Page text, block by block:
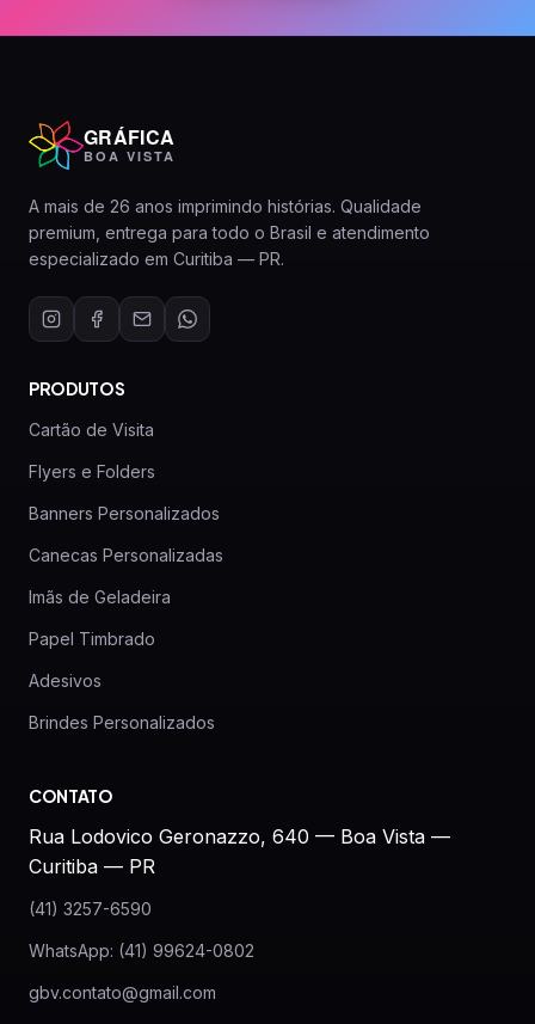
GRÁFICA
BOA VISTA
A mais de 26 anos imprimindo histórias. Qualidade
premium, entrega para todo o Brasil e atendimento
especializado em Curitiba — PR.
PRODUTOS
Cartão de Visita
Flyers e Folders
Banners Personalizados
Canecas Personalizadas
Imãs de Geladeira
Papel Timbrado
Adesivos
Brindes Personalizados
CONTATO
Rua Lodovico Geronazzo, 640 — Boa Vista —
Curitiba — PR
(41) 3257-6590
WhatsApp: (41) 99624-0802
gbv.contato@gmail.com